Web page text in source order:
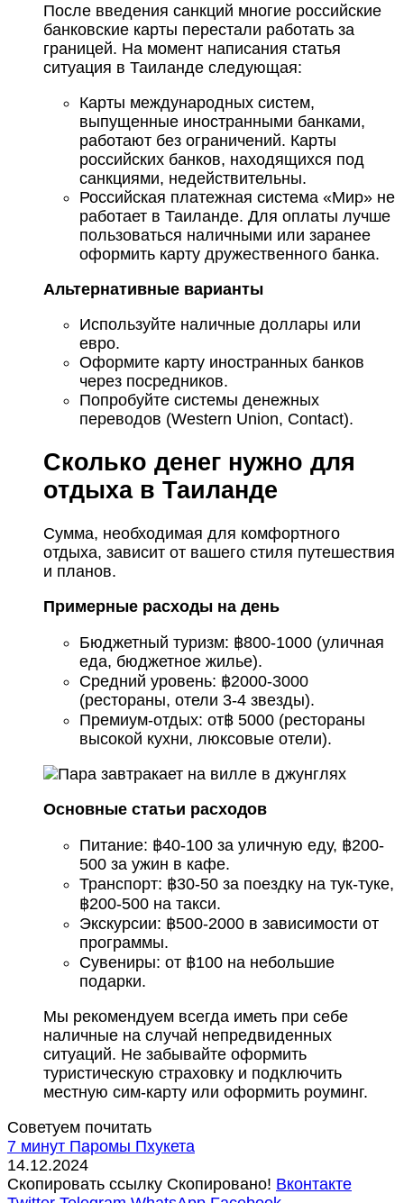
После введения санкций многие российские
банковские карты перестали работать за
границей. На момент написания статья
ситуация в Таиланде следующая:
Карты международных систем,
выпущенные иностранными банками,
работают без ограничений. Карты
российских банков, находящихся под
санкциями, недействительны.
Российская платежная система «Мир» не
работает в Таиланде. Для оплаты лучше
пользоваться наличными или заранее
оформить карту дружественного банка.
Альтернативные варианты
Используйте наличные доллары или
евро.
Оформите карту иностранных банков
через посредников.
Попробуйте системы денежных
переводов (Western Union, Contact).
Сколько денег нужно для
отдыха в Таиланде
Сумма, необходимая для комфортного
отдыха, зависит от вашего стиля путешествия
и планов.
Примерные расходы на день
Бюджетный туризм: ฿800-1000 (уличная
еда, бюджетное жилье).
Средний уровень: ฿2000-3000
(рестораны, отели 3-4 звезды).
Премиум-отдых: от฿ 5000 (рестораны
высокой кухни, люксовые отели).
Основные статьи расходов
Питание: ฿40-100 за уличную еду, ฿200-
500 за ужин в кафе.
Транспорт: ฿30-50 за поездку на тук-туке,
฿200-500 на такси.
Экскурсии: ฿500-2000 в зависимости от
программы.
Сувениры: от ฿100 на небольшие
подарки.
Мы рекомендуем всегда иметь при себе
наличные на случай непредвиденных
ситуаций. Не забывайте оформить
туристическую страховку и подключить
местную сим-карту или оформить роуминг.
Советуем почитать
7 минут Паромы Пхукета
14.12.2024
Скопировать ссылку Скопировано! Вконтакте